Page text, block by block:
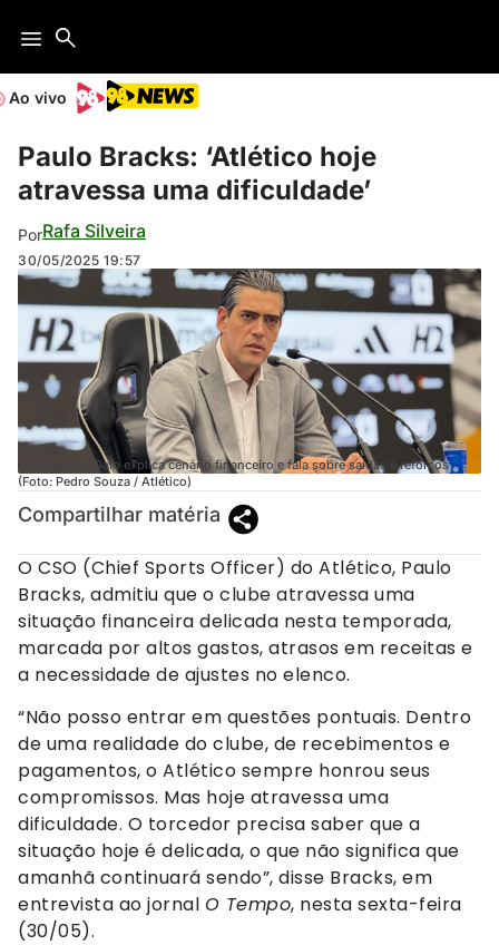
Ao vivo
Paulo Bracks: ‘Atlético hoje
atravessa uma dificuldade’
PorRafa Silveira
30/05/2025 19:57
Dirigente do Galo explica cenário financeiro e fala sobre saídas e reforços
(Foto: Pedro Souza / Atlético)
Compartilhar matéria
O CSO (Chief Sports Officer) do Atlético, Paulo
Bracks, admitiu que o clube atravessa uma
situação financeira delicada nesta temporada,
marcada por altos gastos, atrasos em receitas e
a necessidade de ajustes no elenco.
“Não posso entrar em questões pontuais. Dentro
de uma realidade do clube, de recebimentos e
pagamentos, o Atlético sempre honrou seus
compromissos. Mas hoje atravessa uma
dificuldade. O torcedor precisa saber que a
situação hoje é delicada, o que não significa que
amanhã continuará sendo”, disse Bracks, em
entrevista ao jornal O Tempo, nesta sexta-feira
(30/05).